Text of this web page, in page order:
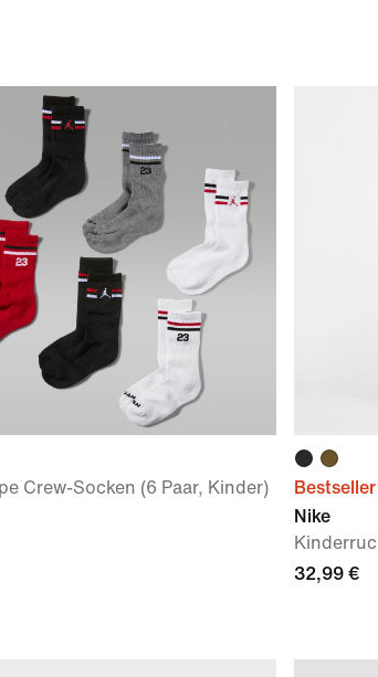
Crew-Socken (6 Paar, Kinder)
Bestseller
Nike
32,99 €